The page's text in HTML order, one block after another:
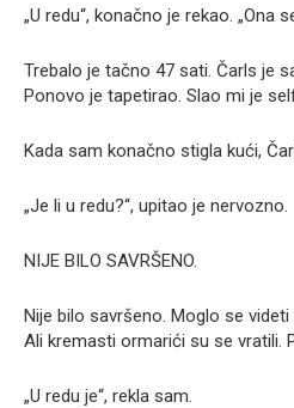
„U redu“, konačno je rekao. „Ona
Trebalo je tačno 47 sati. Čarls je
Ponovo je tapetirao. Slao mi je
Kada sam konačno stigla kući,
„Je li u redu?“, upitao je nervozno.
NIJE BILO SAVRŠENO.
Nije bilo savršeno. Moglo se
Ali kremasti ormarići su se vratili.
„U redu je“, rekla sam.